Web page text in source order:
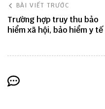
BÀI VIẾT TRƯỚC
Trường hợp truy thu bảo
hiểm xã hội, bảo hiểm y tế